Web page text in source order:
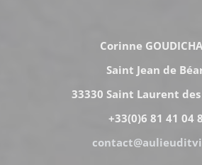
Corinne
Saint Jean de
33330 Saint Laurent
+33(0)6 81 41 04